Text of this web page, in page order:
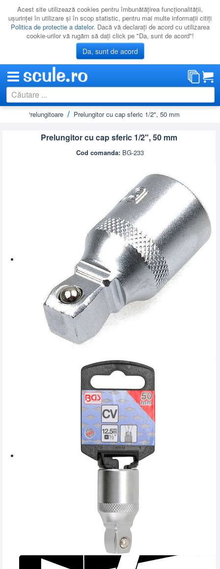
Acest site utilizează cookies pentru îmbunătăţirea funcţionalităţii,
uşurinţei în utilizare şi în scop statistic, pentru mai multe informaţii citiţi
Politica de protectie a datelor. Dacă vă declaraţi de acord cu utilizarea
cookie-urilor vă rugăm să daţi click pe "Da, sunt de acord"!
Da, sunt de acord
CATEGORII
BLOG
AUTENTIFICARE
Prelungitoare Prelungitor cu cap sferic 1/2", 50 mm
Prelungitor cu cap sferic 1/2", 50 mm
Cod comanda: BG-233